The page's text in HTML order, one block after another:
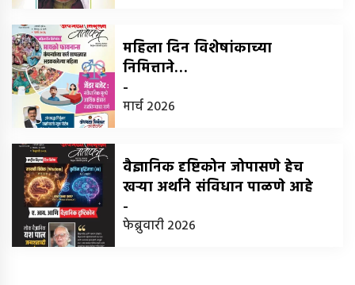
महिला दिन विशेषांकाच्या
निमित्ताने…
-
मार्च 2026
वैज्ञानिक दृष्टिकोन जोपासणे हेच
खर्‍या अर्थाने संविधान पाळणे आहे
-
फेब्रुवारी 2026